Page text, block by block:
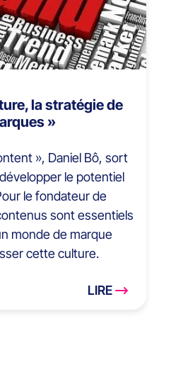
la stratégie de
»
», Daniel Bô, sort
le potentiel
le fondateur de
sont essentiels
monde de marque
cette culture.
LIRE